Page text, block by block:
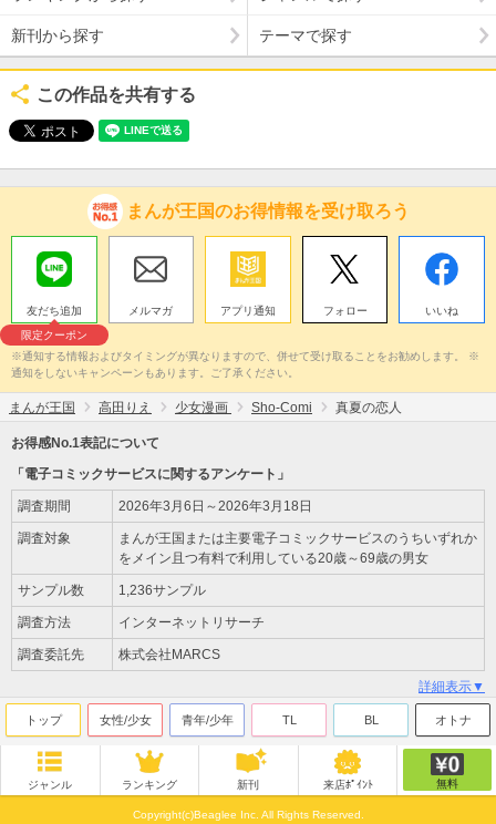
新刊から探す テーマで探す
この作品を共有する
まんが王国のお得情報を受け取ろう
友だち追加
限定クーポン
メルマガ アプリ通知 フォロー いいね
※通知する情報およびタイミングが異なりますので、併せて受け取ることをお勧めします。 ※
通知をしないキャンペーンもあります。ご了承ください。
まんが王国 高田りえ 少女漫画 Sho-Comi 真夏の恋人
お得感No.1表記について
「電子コミックサービスに関するアンケート」
調査期間 2026年3月6日～2026年3月18日
調査対象
まんが王国または主要電子コミックサービスのうちいずれか
をメイン且つ有料で利用している20歳～69歳の男女
サンプル数 1,236サンプル
調査方法 インターネットリサーチ
調査委託先 株式会社MARCS
詳細表示▼
トップ 女性/少女 青年/少年 TL BL オトナ
ジャンル ランキング 新刊 来店ﾎﾟｲﾝﾄ 無料
Copyright(c)Beaglee Inc. All Rights Reserved.